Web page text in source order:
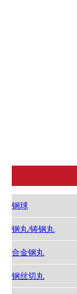
钢球
钢丸/铸钢丸
合金钢丸
钢丝切丸